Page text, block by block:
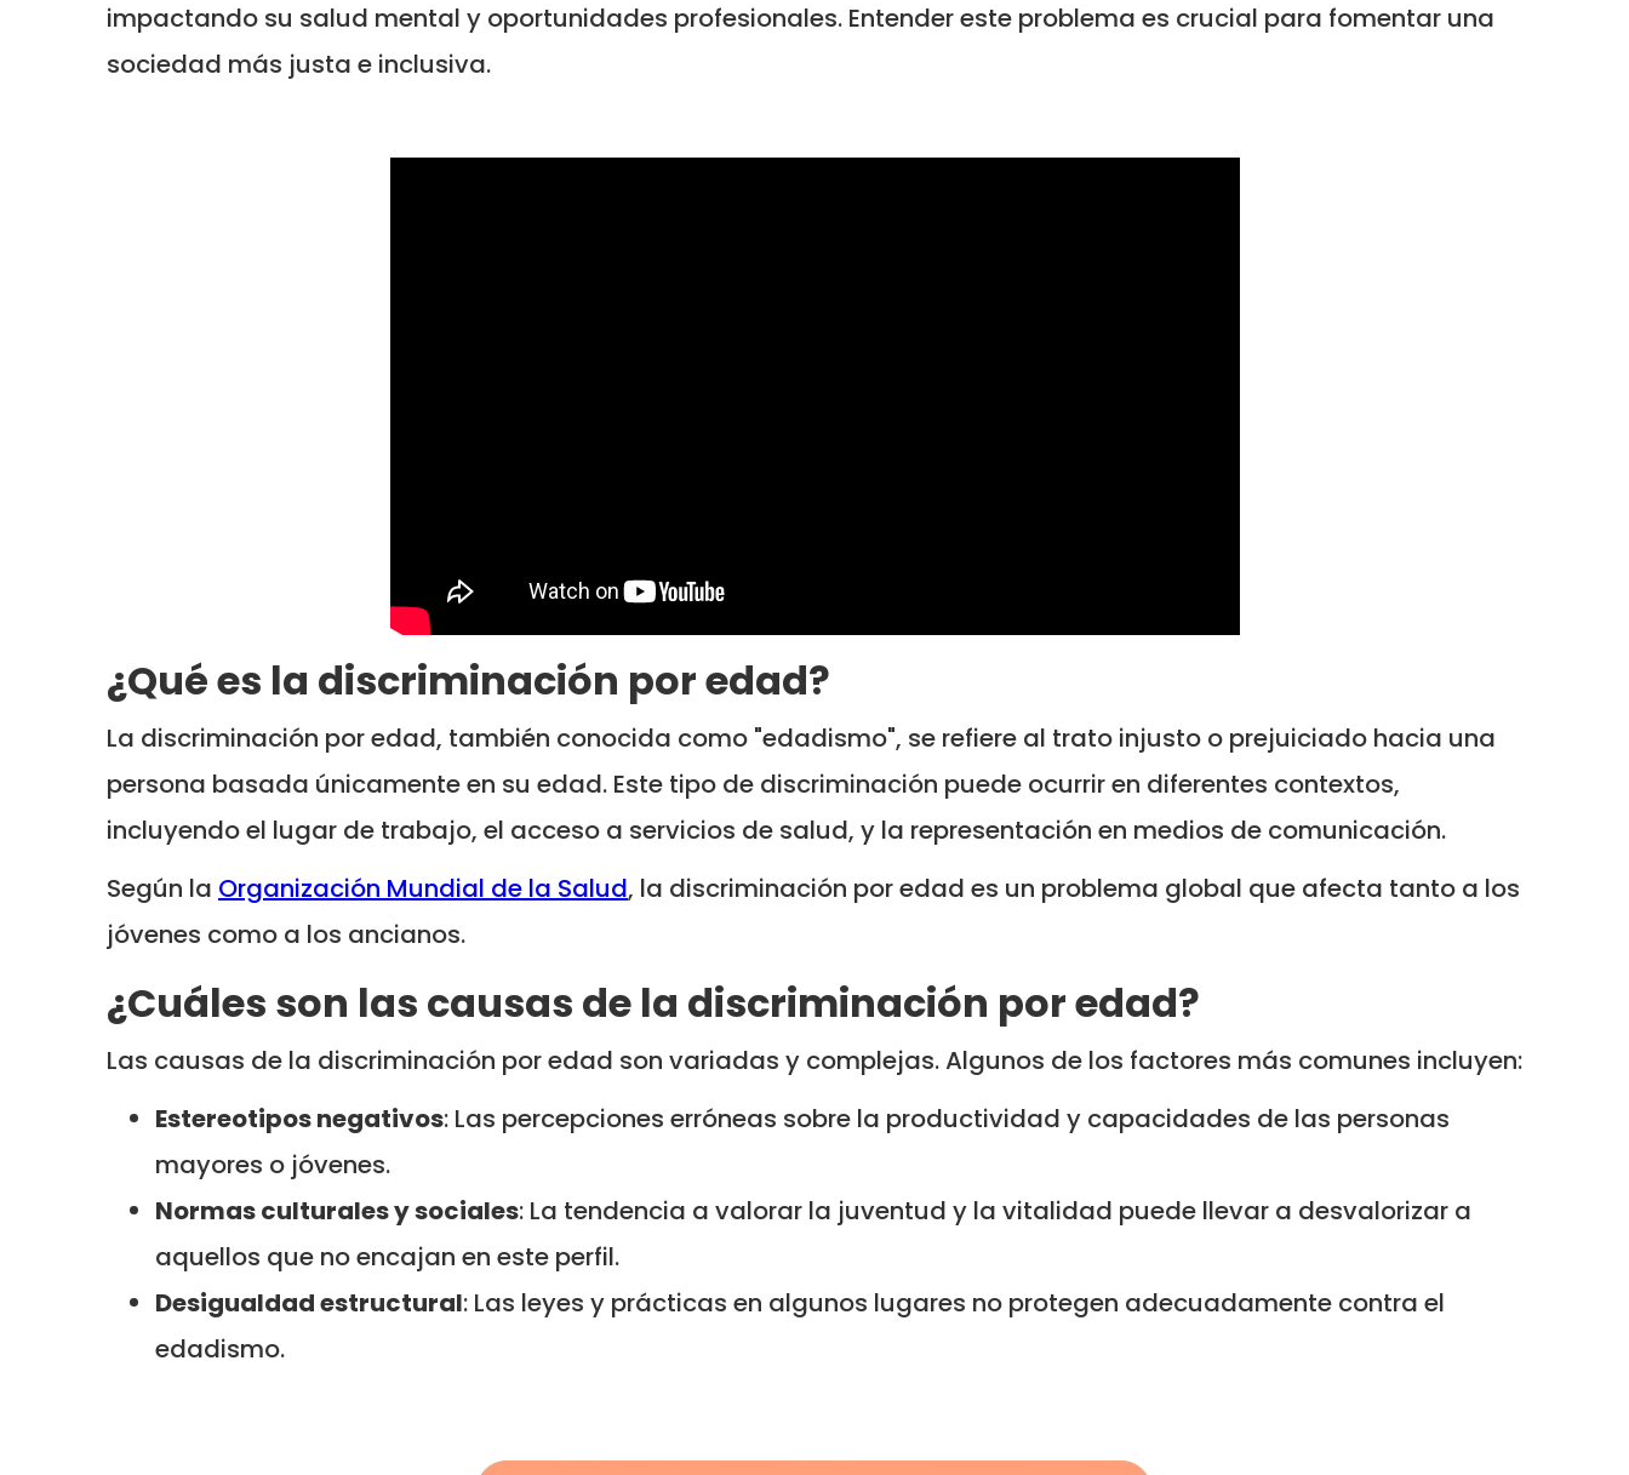
impactando su salud mental y oportunidades profesionales. Entender este problema es crucial para fomentar una
sociedad más justa e inclusiva.
¿Qué es la discriminación por edad?
La discriminación por edad, también conocida como "edadismo", se refiere al trato injusto o prejuiciado hacia una
persona basada únicamente en su edad. Este tipo de discriminación puede ocurrir en diferentes contextos,
incluyendo el lugar de trabajo, el acceso a servicios de salud, y la representación en medios de comunicación.
Según la Organización Mundial de la Salud, la discriminación por edad es un problema global que afecta tanto a los
jóvenes como a los ancianos.
¿Cuáles son las causas de la discriminación por edad?
Las causas de la discriminación por edad son variadas y complejas. Algunos de los factores más comunes incluyen:
Estereotipos negativos: Las percepciones erróneas sobre la productividad y capacidades de las personas
mayores o jóvenes.
Normas culturales y sociales: La tendencia a valorar la juventud y la vitalidad puede llevar a desvalorizar a
aquellos que no encajan en este perfil.
Desigualdad estructural: Las leyes y prácticas en algunos lugares no protegen adecuadamente contra el
edadismo.